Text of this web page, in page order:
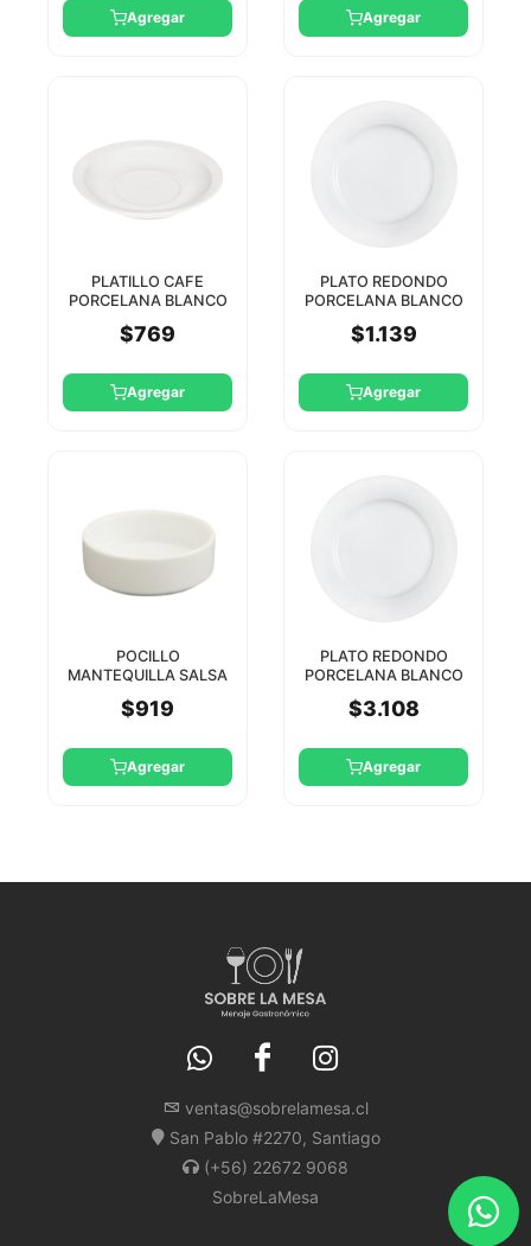
Agregar Agregar
PLATILLO CAFE
PORCELANA BLANCO
$769
Agregar
PLATO REDONDO
PORCELANA BLANCO
$1.139
Agregar
POCILLO
MANTEQUILLA SALSA
$919
Agregar
PLATO REDONDO
PORCELANA BLANCO
6/24
$3.108
Agregar
ventas@sobrelamesa.cl
San Pablo #2270, Santiago
(+56) 22672 9068
SobreLaMesa